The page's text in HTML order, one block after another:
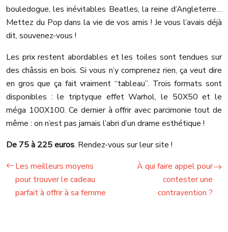
bouledogue, les inévitables Beatles, la reine d’Angleterre…
Mettez du Pop dans la vie de vos amis ! Je vous l’avais déjà
dit, souvenez-vous !
Les prix restent abordables et les toiles sont tendues sur
des châssis en bois. Si vous n’y comprenez rien, ça veut dire
en gros que ça fait vraiment “tableau”. Trois formats sont
disponibles : le triptyque effet Warhol, le 50X50 et le
méga 100X100. Ce dernier à offrir avec parcimonie tout de
même : on n’est pas jamais l’abri d’un drame esthétique !
De 75 à 225 euros. Rendez-vous sur leur site !
Les meilleurs moyens
pour trouver le cadeau
parfait à offrir à sa femme
À qui faire appel pour
contester une
contravention ?